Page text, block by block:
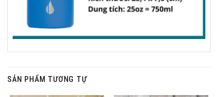
SẢN PHẨM TƯƠNG TỰ